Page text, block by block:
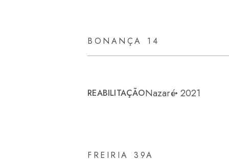
BONANÇA 14
REABILITAÇÃONazaré 2021
FREIRIA 39A